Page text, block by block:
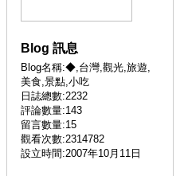
Blog 訊息
Blog名稱:◆,台灣,觀光,旅遊,
美食,景點,小吃
日誌總數:2232
評論數量:143
留言數量:15
觀看次數:2314782
設立時間:2007年10月11日